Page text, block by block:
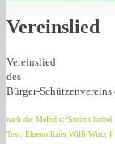
Vereinslied
Vereinslied
des
Bürger-Schützenvereins
nach der Melodie:“Strömt herbei
Text: Ehrenoffizier Willi Wirtz †